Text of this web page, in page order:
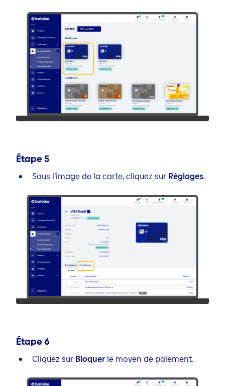
Étape5
Sous l’image de la carte, cliquez sur Réglages.
Étape6
Cliquez sur Bloquer le moyen de paiement.